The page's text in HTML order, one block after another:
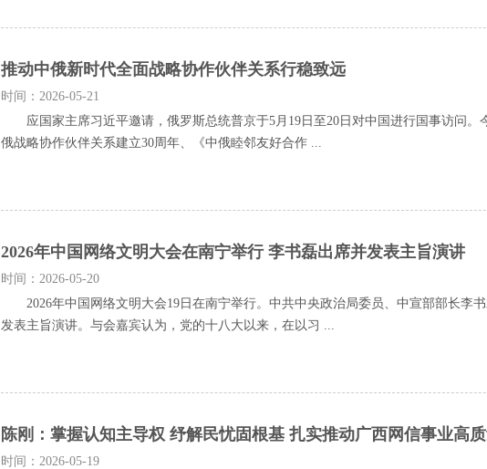
推动中俄新时代全面战略协作伙伴关系行稳致远
时间：2026-05-21
应国家主席习近平邀请，俄罗斯总统普京于5月19日至20日对中国进行国事访问。
俄战略协作伙伴关系建立30周年、《中俄睦邻友好合作 ...
2026年中国网络文明大会在南宁举行 李书磊出席并发表主旨演讲
时间：2026-05-20
2026年中国网络文明大会19日在南宁举行。中共中央政治局委员、中宣部部长李
发表主旨演讲。与会嘉宾认为，党的十八大以来，在以习 ...
陈刚：掌握认知主导权 纾解民忧固根基 扎实推动广西网信事业高
时间：2026-05-19